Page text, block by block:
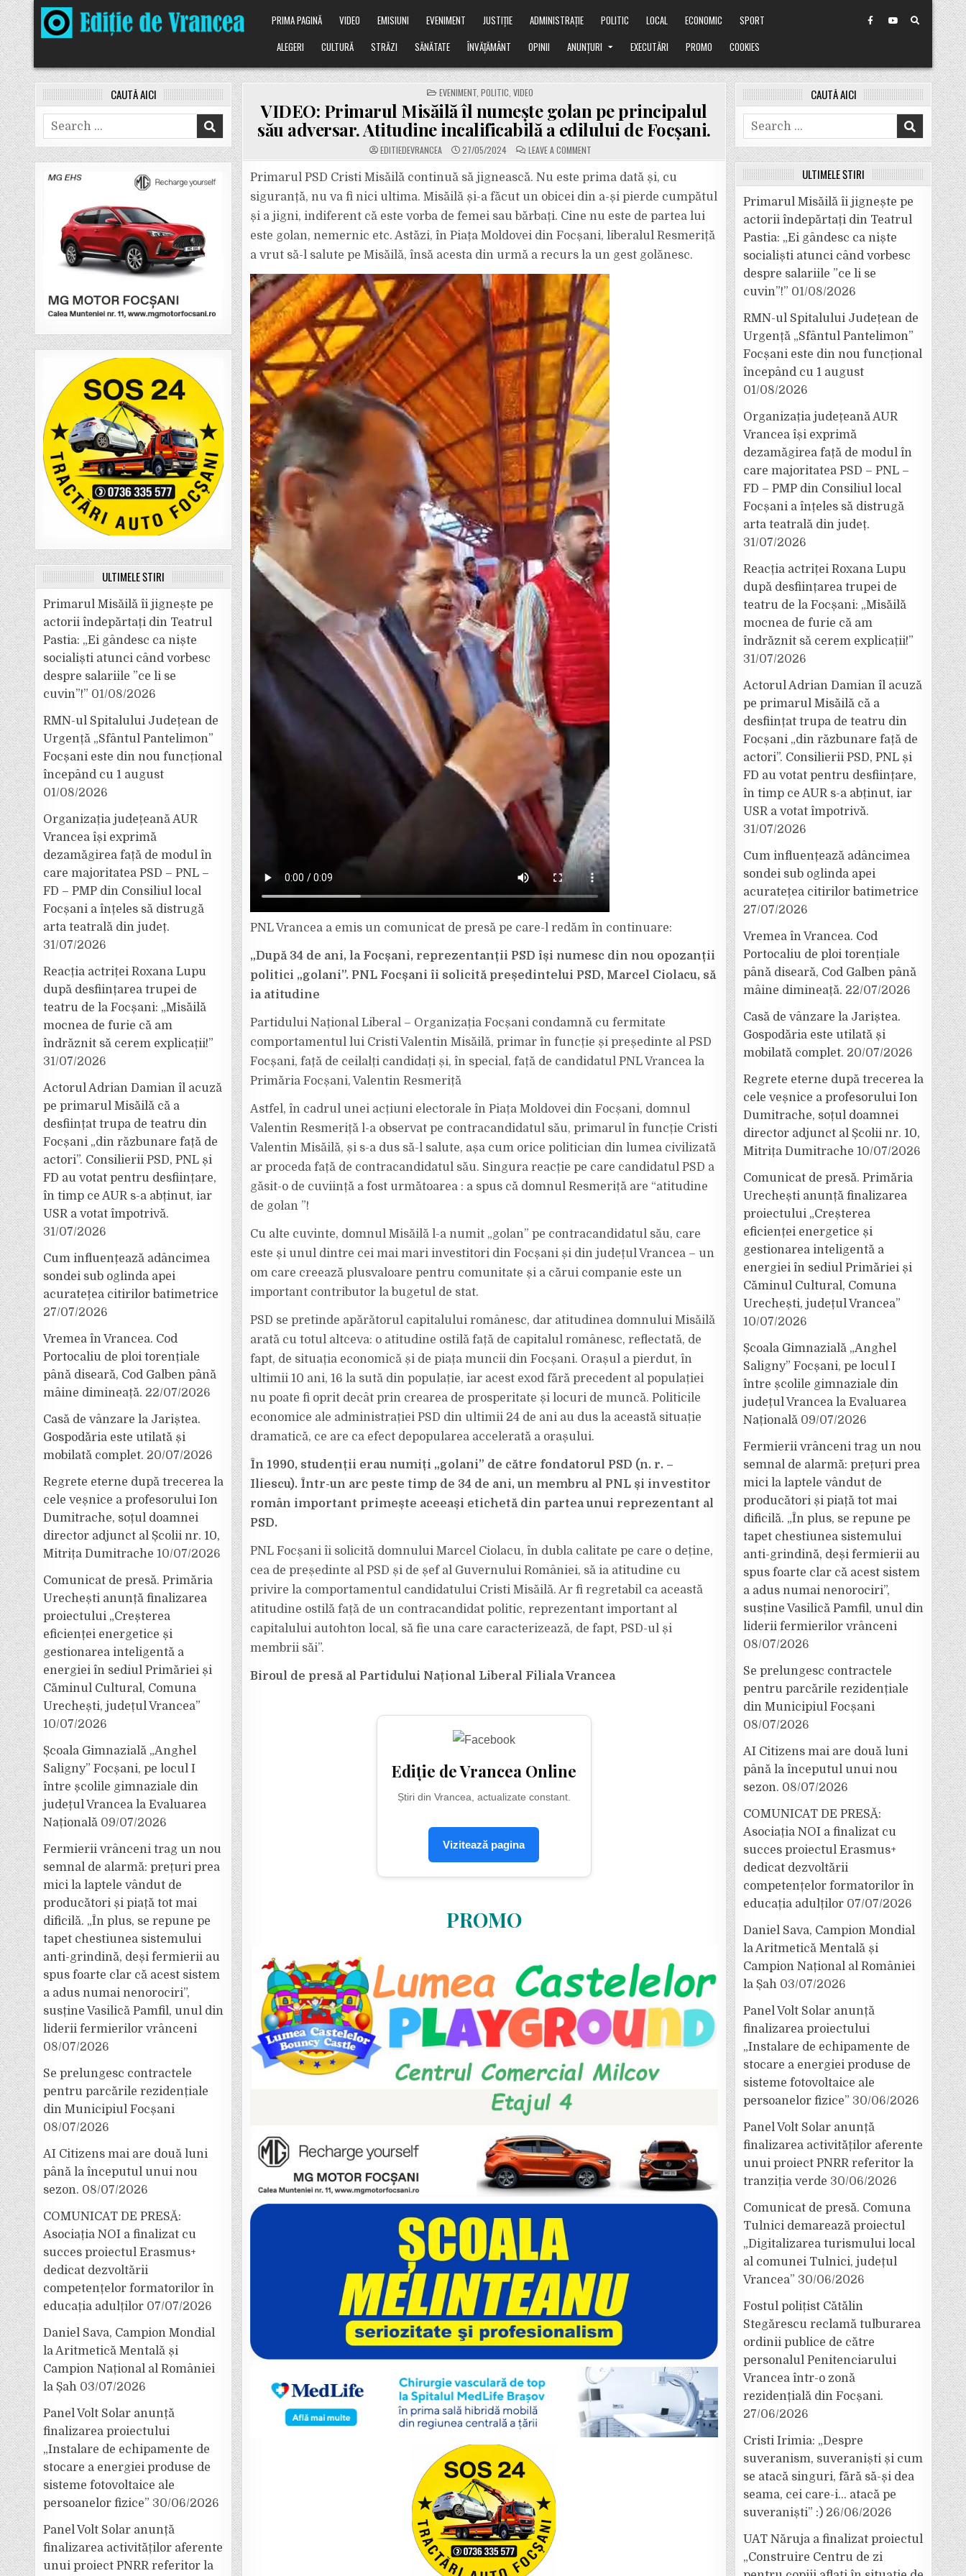
Skip
to
content
PRIMA PAGINĂ VIDEO EMISIUNI EVENIMENT JUSTIȚIE ADMINISTRAȚIE POLITIC LOCAL ECONOMIC
SPORT
ALEGERI
CULTURĂ STRĂZI SĂNĂTATE ÎNVĂȚĂMÂNT OPINII ANUNȚURI EXECUTĂRI PROMO COOKIES
POSTED
IN
EVENIMENT ,POLITIC ,VIDEO
VIDEO: Primarul Misăilă îl numește golan pe principalul
său adversar. Atitudine incalificabilă a edilului de Focșani.
EDITIEDEVRANCEA 27/05/2024 LEAVE A COMMENTON
VIDEO:
MISĂILĂ
ÎL
NUMEȘTE
GOLAN
PRINCIPALUL
ADVERSAR.
ATITUDINE
INCALIFICABILĂ
A
DE
FOCȘANI.
Primarul PSD Cristi Misăilă continuă să jignească. Nu este prima dată și, cu
siguranță, nu va fi nici ultima. Misăilă și-a făcut un obicei din a-și pierde cumpătul
și a jigni, indiferent că este vorba de femei sau bărbați. Cine nu este de partea lui
este golan, nemernic etc. Astăzi, în Piața Moldovei din Focșani, liberalul Resmeriță
a vrut să-l salute pe Misăilă, însă acesta din urmă a recurs la un gest golănesc.
PNL Vrancea a emis un comunicat de presă pe care-l redăm în continuare:
„După 34 de ani, la Focșani, reprezentanții PSD își numesc din nou opozanții
politici „golani”. PNL Focșani îi solicită președintelui PSD, Marcel Ciolacu, să
ia atitudine
Partidului Național Liberal – Organizația Focșani condamnă cu fermitate
comportamentul lui Cristi Valentin Misăilă, primar în funcție și președinte al PSD
Focșani, față de ceilalți candidați și, în special, față de candidatul PNL Vrancea la
Primăria Focșani, Valentin Resmeriță
Astfel, în cadrul unei acțiuni electorale în Piața Moldovei din Focșani, domnul
Valentin Resmeriță l-a observat pe contracandidatul său, primarul în funcție Cristi
Valentin Misăilă, și s-a dus să-l salute, așa cum orice politician din lumea civilizată
ar proceda față de contracandidatul său. Singura reacție pe care candidatul PSD a
găsit-o de cuviință a fost următoarea : a spus că domnul Resmeriță are “atitudine
de golan ”!
Cu alte cuvinte, domnul Misăilă l-a numit „golan” pe contracandidatul său, care
este și unul dintre cei mai mari investitori din Focșani și din județul Vrancea – un
om care creează plusvaloare pentru comunitate și a cărui companie este un
important contributor la bugetul de stat.
PSD se pretinde apărătorul capitalului românesc, dar atitudinea domnului Misăilă
arată cu totul altceva: o atitudine ostilă față de capitalul românesc, reflectată, de
fapt, de situația economică și de piața muncii din Focșani. Orașul a pierdut, în
ultimii 10 ani, 16 la sută din populație, iar acest exod fără precedent al populației
nu poate fi oprit decât prin crearea de prosperitate și locuri de muncă. Politicile
economice ale administrației PSD din ultimii 24 de ani au dus la această situație
dramatică, ce are ca efect depopularea accelerată a orașului.
În 1990, studenții erau numiți „golani” de către fondatorul PSD (n. r. –
Iliescu). Într-un arc peste timp de 34 de ani, un membru al PNL și investitor
român important primește aceeași etichetă din partea unui reprezentant al
PSD.
PNL Focșani îi solicită domnului Marcel Ciolacu, în dubla calitate pe care o deține,
cea de președinte al PSD și de șef al Guvernului României, să ia atitudine cu
privire la comportamentul candidatului Cristi Misăilă. Ar fi regretabil ca această
atitudine ostilă față de un contracandidat politic, reprezentant important al
capitalului autohton local, să fie una care caracterizează, de fapt, PSD-ul și
membrii săi”.
Biroul de presă al Partidului Național Liberal Filiala Vrancea
Ediție de Vrancea Online
Știri din Vrancea, actualizate constant.
Vizitează pagina
PROMO
CAUTĂ AICI
Search
for:
ULTIMELE ȘTIRI
Primarul Misăilă îi jignește pe
actorii îndepărtați din Teatrul
Pastia: „Ei gândesc ca niște
socialiști atunci când vorbesc
despre salariile ”ce li se
cuvin”!” 01/08/2026
RMN-ul Spitalului Județean de
Urgență „Sfântul Pantelimon”
Focșani este din nou funcțional
începând cu 1 august
01/08/2026
Organizația județeană AUR
Vrancea își exprimă
dezamăgirea față de modul în
care majoritatea PSD – PNL –
FD – PMP din Consiliul local
Focșani a înțeles să distrugă
arta teatrală din județ.
31/07/2026
Reacția actriței Roxana Lupu
după desființarea trupei de
teatru de la Focșani: „Misăilă
mocnea de furie că am
îndrăznit să cerem explicații!”
31/07/2026
Actorul Adrian Damian îl acuză
pe primarul Misăilă că a
desființat trupa de teatru din
Focșani „din răzbunare față de
actori”. Consilierii PSD, PNL și
FD au votat pentru desființare,
în timp ce AUR s-a abținut, iar
USR a votat împotrivă.
31/07/2026
Cum influențează adâncimea
sondei sub oglinda apei
acuratețea citirilor batimetrice
27/07/2026
Vremea în Vrancea. Cod
Portocaliu de ploi torențiale
până diseară, Cod Galben până
mâine dimineață. 22/07/2026
Casă de vânzare la Jariștea.
Gospodăria este utilată și
mobilată complet. 20/07/2026
Regrete eterne după trecerea la
cele veșnice a profesorului Ion
Dumitrache, soțul doamnei
director adjunct al Școlii nr. 10,
Mitrița Dumitrache 10/07/2026
Comunicat de presă. Primăria
Urechești anunță finalizarea
proiectului „Creșterea
eficienței energetice și
gestionarea inteligentă a
energiei în sediul Primăriei și
Căminul Cultural, Comuna
Urechești, județul Vrancea”
10/07/2026
Școala Gimnazială „Anghel
Saligny” Focșani, pe locul I
între școlile gimnaziale din
județul Vrancea la Evaluarea
Națională 09/07/2026
Fermierii vrânceni trag un nou
semnal de alarmă: prețuri prea
mici la laptele vândut de
producători și piață tot mai
dificilă. „În plus, se repune pe
tapet chestiunea sistemului
anti-grindină, deși fermierii au
spus foarte clar că acest sistem
a adus numai nenorociri”,
susține Vasilică Pamfil, unul din
liderii fermierilor vrânceni
08/07/2026
Se prelungesc contractele
pentru parcările rezidențiale
din Municipiul Focșani
08/07/2026
AI Citizens mai are două luni
până la începutul unui nou
sezon. 08/07/2026
COMUNICAT DE PRESĂ:
Asociația NOI a finalizat cu
succes proiectul Erasmus+
dedicat dezvoltării
competențelor formatorilor în
educația adulților 07/07/2026
Daniel Sava, Campion Mondial
la Aritmetică Mentală și
Campion Național al României
la Șah 03/07/2026
Panel Volt Solar anunță
finalizarea proiectului
„Instalare de echipamente de
stocare a energiei produse de
sisteme fotovoltaice ale
persoanelor fizice” 30/06/2026
Panel Volt Solar anunță
finalizarea activităților aferente
unui proiect PNRR referitor la
CAUTĂ AICI
Search
for:
ULTIMELE ȘTIRI
Primarul Misăilă îi jignește pe
actorii îndepărtați din Teatrul
Pastia: „Ei gândesc ca niște
socialiști atunci când vorbesc
despre salariile ”ce li se
cuvin”!” 01/08/2026
RMN-ul Spitalului Județean de
Urgență „Sfântul Pantelimon”
Focșani este din nou funcțional
începând cu 1 august
01/08/2026
Organizația județeană AUR
Vrancea își exprimă
dezamăgirea față de modul în
care majoritatea PSD – PNL –
FD – PMP din Consiliul local
Focșani a înțeles să distrugă
arta teatrală din județ.
31/07/2026
Reacția actriței Roxana Lupu
după desființarea trupei de
teatru de la Focșani: „Misăilă
mocnea de furie că am
îndrăznit să cerem explicații!”
31/07/2026
Actorul Adrian Damian îl acuză
pe primarul Misăilă că a
desființat trupa de teatru din
Focșani „din răzbunare față de
actori”. Consilierii PSD, PNL și
FD au votat pentru desființare,
în timp ce AUR s-a abținut, iar
USR a votat împotrivă.
31/07/2026
Cum influențează adâncimea
sondei sub oglinda apei
acuratețea citirilor batimetrice
27/07/2026
Vremea în Vrancea. Cod
Portocaliu de ploi torențiale
până diseară, Cod Galben până
mâine dimineață. 22/07/2026
Casă de vânzare la Jariștea.
Gospodăria este utilată și
mobilată complet. 20/07/2026
Regrete eterne după trecerea la
cele veșnice a profesorului Ion
Dumitrache, soțul doamnei
director adjunct al Școlii nr. 10,
Mitrița Dumitrache 10/07/2026
Comunicat de presă. Primăria
Urechești anunță finalizarea
proiectului „Creșterea
eficienței energetice și
gestionarea inteligentă a
energiei în sediul Primăriei și
Căminul Cultural, Comuna
Urechești, județul Vrancea”
10/07/2026
Școala Gimnazială „Anghel
Saligny” Focșani, pe locul I
între școlile gimnaziale din
județul Vrancea la Evaluarea
Națională 09/07/2026
Fermierii vrânceni trag un nou
semnal de alarmă: prețuri prea
mici la laptele vândut de
producători și piață tot mai
dificilă. „În plus, se repune pe
tapet chestiunea sistemului
anti-grindină, deși fermierii au
spus foarte clar că acest sistem
a adus numai nenorociri”,
susține Vasilică Pamfil, unul din
liderii fermierilor vrânceni
08/07/2026
Se prelungesc contractele
pentru parcările rezidențiale
din Municipiul Focșani
08/07/2026
AI Citizens mai are două luni
până la începutul unui nou
sezon. 08/07/2026
COMUNICAT DE PRESĂ:
Asociația NOI a finalizat cu
succes proiectul Erasmus+
dedicat dezvoltării
competențelor formatorilor în
educația adulților 07/07/2026
Daniel Sava, Campion Mondial
la Aritmetică Mentală și
Campion Național al României
la Șah 03/07/2026
Panel Volt Solar anunță
finalizarea proiectului
„Instalare de echipamente de
stocare a energiei produse de
sisteme fotovoltaice ale
persoanelor fizice” 30/06/2026
Panel Volt Solar anunță
finalizarea activităților aferente
unui proiect PNRR referitor la
tranziția verde 30/06/2026
Comunicat de presă. Comuna
Tulnici demarează proiectul
„Digitalizarea turismului local
al comunei Tulnici, județul
Vrancea” 30/06/2026
Fostul polițist Cătălin
Stegărescu reclamă tulburarea
ordinii publice de către
personalul Penitenciarului
Vrancea într-o zonă
rezidențială din Focșani.
27/06/2026
Cristi Irimia: „Despre
suveranism, suveraniști și cum
se atacă singuri, fără să-și dea
seama, cei care-i… atacă pe
suveraniști” :) 26/06/2026
UAT Năruja a finalizat proiectul
„Construire Centru de zi